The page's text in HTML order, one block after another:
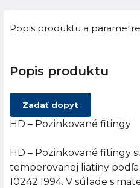
Popis produktu a parametre
Popis produktu
Zadať dopyt
HD – Pozinkované fitingy
HD – Pozinkované fitingy
temperovanej liatiny
10242:1994. V súlade s